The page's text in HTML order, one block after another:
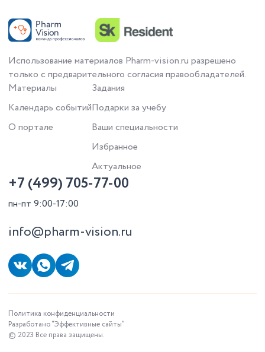
Использование материалов Pharm-vision.ru разрешено
только с предварительного согласия правообладателей.
Материалы
Календарь событий
О портале
Задания
Подарки за учебу
Ваши специальности
Избранное
Актуальное
+7 (499) 705-77-00
пн-пт 9:00-17:00
info@pharm-vision.ru
© 2023 Все права защищены.
Политика конфиденциальности
Разработано “Эффективные сайты”